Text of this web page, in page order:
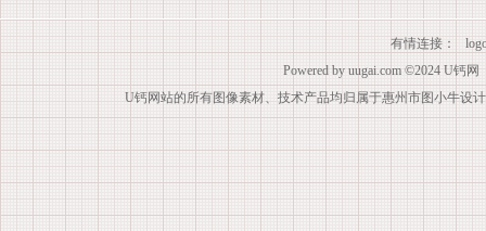
有情连接：
Powered by uugai.com ©2024 U钙网
U钙网站的所有图像素材、技术产品均归属于惠州市图小牛设